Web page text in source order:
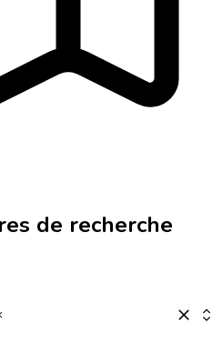
de recherche